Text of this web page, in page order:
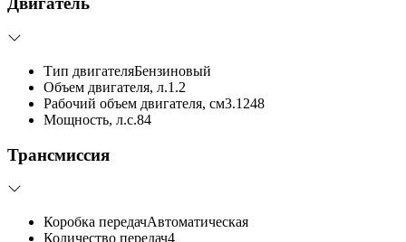
Тип двигателяБензиновый
Объем двигателя, л.1.2
Рабочий объем двигателя, см3.1248
Мощность, л.с.84
Трансмиссия
Коробка передачАвтоматическая
Количество передач4